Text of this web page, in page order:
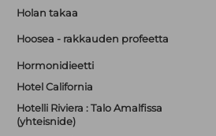
Holan takaa
Hoosea - rakkauden profeetta
Hormonidieetti
Hotel California
Hotelli Riviera : Talo Amalfissa
(yhteisnide)